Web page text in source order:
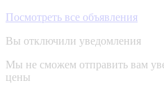
Посмотреть все объявления
Вы отключили уведомления
Мы не сможем отправить вам
цены